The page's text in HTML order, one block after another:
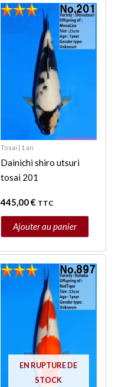
Tosai | 1 an
Dainichi shiro utsuri
tosai 201
445,00€ TTC
Ajouter au panier
EN RUPTURE DE
STOCK